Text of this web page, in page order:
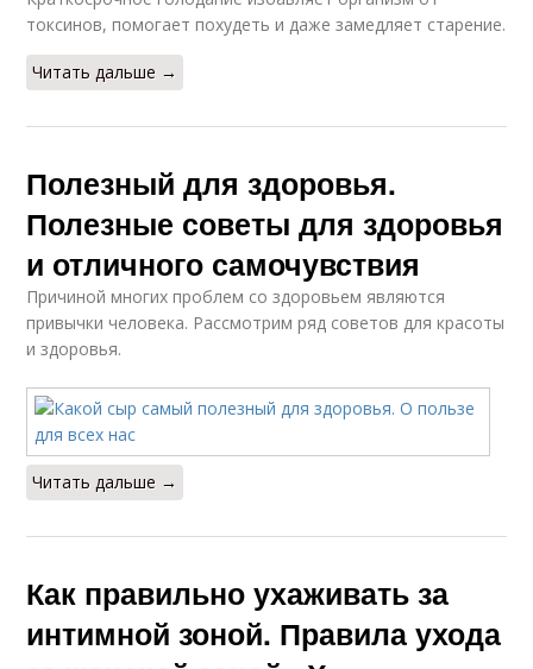
токсинов, помогает похудеть и даже замедляет старение.
Читать дальше →
Полезный для здоровья.
Полезные советы для здоровья
и отличного самочувствия
Причиной многих проблем со здоровьем являются
привычки человека. Рассмотрим ряд советов для красоты
и здоровья.
Читать дальше →
Как правильно ухаживать за
интимной зоной. Правила ухода